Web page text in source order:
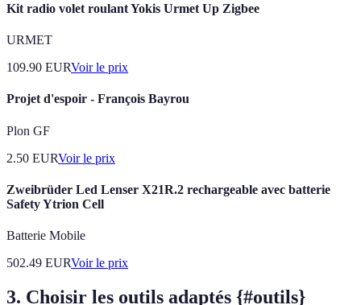
Kit radio volet roulant Yokis Urmet Up Zigbee
URMET
109.90 EURVoir le prix
Projet d'espoir - François Bayrou
Plon GF
2.50 EURVoir le prix
Zweibrüder Led Lenser X21R.2 rechargeable avec batterie
Safety Ytrion Cell
Batterie Mobile
502.49 EURVoir le prix
3. Choisir les outils adaptés {#outils}